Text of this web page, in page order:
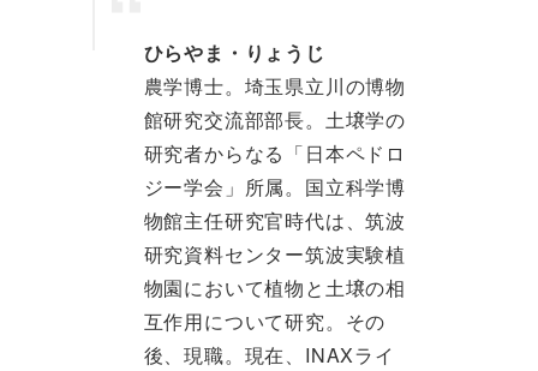
ひらやま・りょうじ
農学博士。埼玉県立川の博物
館研究交流部部長。土壌学の
研究者からなる「日本ペドロ
ジー学会」所属。国立科学博
物館主任研究官時代は、筑波
研究資料センター筑波実験植
物園において植物と土壌の相
互作用について研究。その
後、現職。現在、INAXライ